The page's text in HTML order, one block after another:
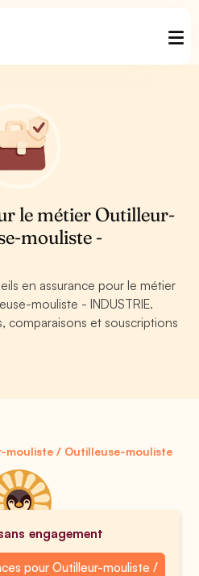
le métier Outilleur-
mouliste -
en assurance pour le métier
mouliste - INDUSTRIE.
comparaisons et souscriptions
mouliste / Outilleuse-mouliste
engagement
pour Outilleur-mouliste /